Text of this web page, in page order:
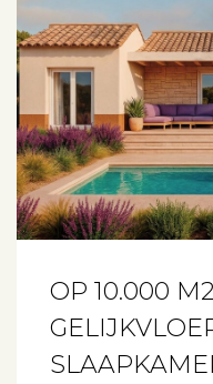
OP 10.000